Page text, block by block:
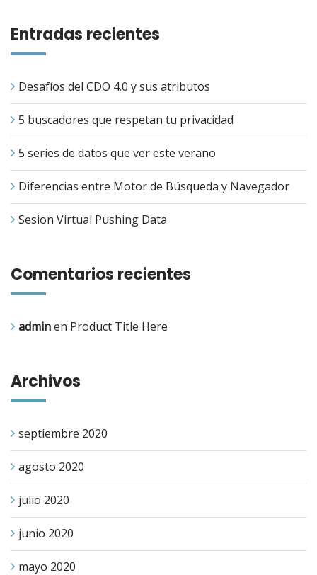
Entradas recientes
Desafíos del CDO 4.0 y sus atributos
5 buscadores que respetan tu privacidad
5 series de datos que ver este verano
Diferencias entre Motor de Búsqueda y Navegador
Sesion Virtual Pushing Data
Comentarios recientes
adminen Product Title Here
Archivos
septiembre 2020
agosto 2020
julio 2020
junio 2020
mayo 2020